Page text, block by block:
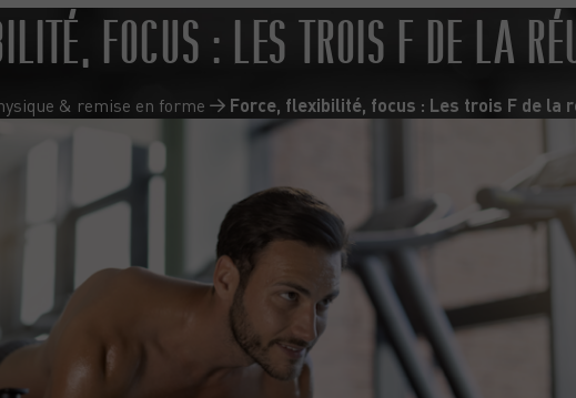
FOCUS : LES TROIS F DE LA
& remise en forme Force, flexibilité, focus : Les trois F de la